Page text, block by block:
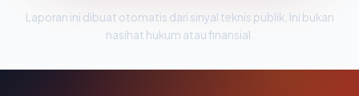
Laporan ini dibuat otomatis dari sinyal teknis publik. Ini bukan
nasihat hukum atau finansial.